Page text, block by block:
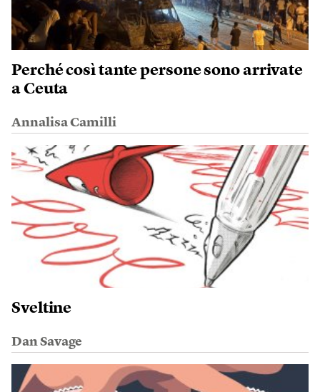
Perché così tante persone sono arrivate
a Ceuta
Annalisa Camilli
Sveltine
Dan Savage